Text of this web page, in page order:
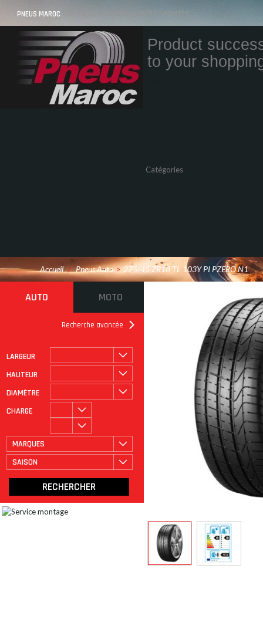
PNEUS MAROC VOS PNEUS AU MAROC LIVRÉS ET MONTÉS
Product
to your
Catégories
Accueil / Pneus Auto > 275/45 ZR18 TL 103Y PI PZERO N1
AUTO MOTO
Recherche avancée
LARGEUR
HAUTEUR
DIAMÈTRE
CHARGE
MARQUES
SAISON
ROULAGE À PLAT